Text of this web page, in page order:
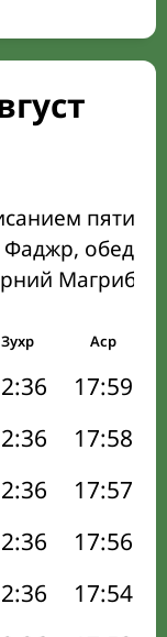
пяти
Магриб
Зухр Аср
17:59
17:58
17:57
17:56
17:54